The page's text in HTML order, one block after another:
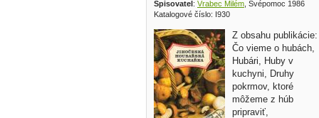
Spisovatel: Vrabec Milém , Svépomoc 1986
Katalogové číslo: I930
Z obsahu publikácie:
Čo vieme o hubách,
Hubári, Huby v
kuchyni, Druhy
pokrmov, ktoré
môžeme z húb
pripraviť,